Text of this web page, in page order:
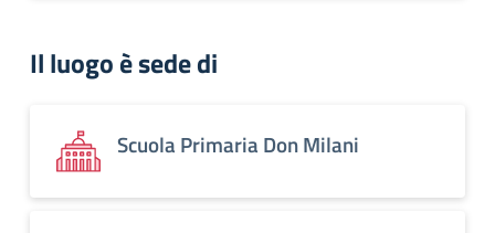
Il luogo è sede di
Scuola Primaria Don Milani